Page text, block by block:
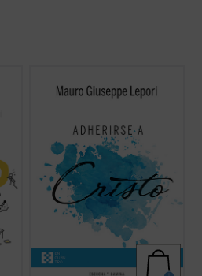
y caminarecoge un nuevo ciclo de
meditaciones que, siguiendo el estilo
sobre si Jesucristo es la alegría de ...